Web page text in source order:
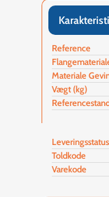
Reference
Materiale
Vægt (kg)
Leveringsstatus
Toldkode
Varekode